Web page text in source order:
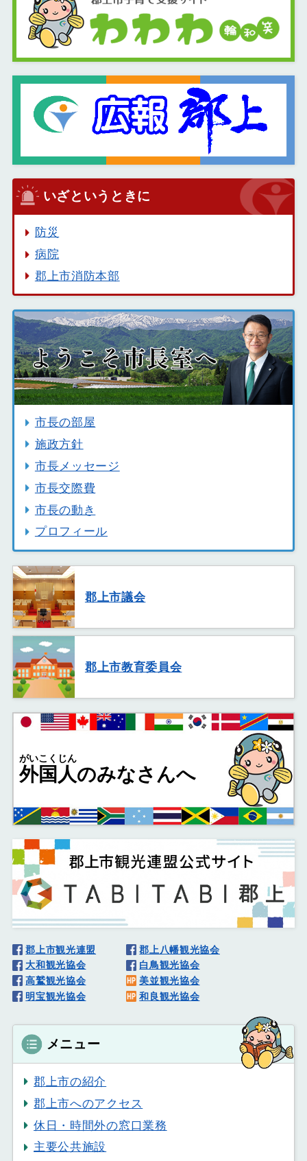
いざというときに
防災
病院
郡上市消防本部
市長の部屋
施政方針
市長メッセージ
市長交際費
市長の動き
プロフィール
郡上市議会
郡上市教育委員会
外国人
がいこくじん
のみなさんへ
郡上市観光連盟
郡上八幡観光協会
大和観光協会
白鳥観光協会
高鷲観光協会
美並観光協会
明宝観光協会
和良観光協会
メニュー
郡上市の紹介
郡上市へのアクセス
休日・時間外の窓口業務
主要公共施設